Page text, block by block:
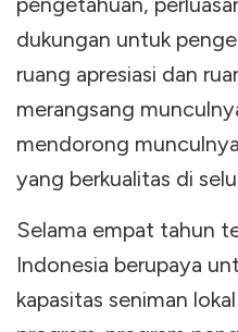
dukungan untuk
ruang apresiasi dan
merangsang
mendorong
yang berkualitas di
Selama empat tahun
Indonesia berupaya
kapasitas seniman